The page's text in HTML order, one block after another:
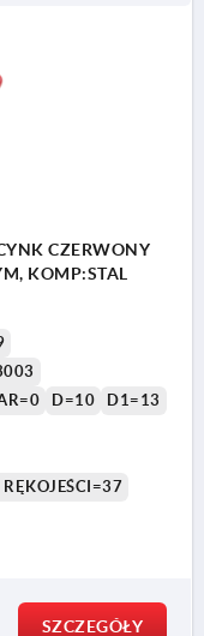
CZERWONY
KOMP:STAL
D=10
D1=13
RĘKOJEŚCI=37
SZCZEGÓŁY